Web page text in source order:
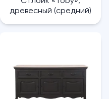
древесный (средний)